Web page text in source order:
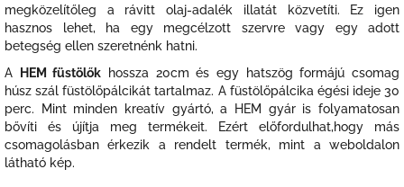
megközelítőleg a rávitt olaj-adalék illatát közvetíti. Ez igen
hasznos lehet, ha egy megcélzott szervre vagy egy adott
betegség ellen szeretnénk hatni.
A
HEM füstölők hossza 20cm és egy hatszög formájú csomag
húsz szál füstölőpálcikát tartalmaz. A füstölőpálcika égési ideje 30
perc. Mint minden kreatív gyártó, a HEM gyár is folyamatosan
bővíti és újítja meg termékeit. Ezért előfordulhat,hogy más
csomagolásban érkezik a rendelt termék, mint a weboldalon
látható kép.